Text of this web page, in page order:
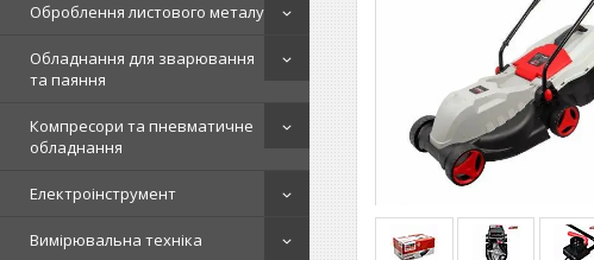
Оброблення листового металу
Обладнання для зварювання
та паяння
Компресори та пневматичне
обладнання
Електроінструмент
Вимірювальна техніка